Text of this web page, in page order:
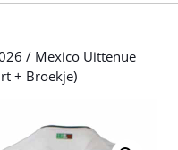
/ Mexico Uittenue
+ Broekje)